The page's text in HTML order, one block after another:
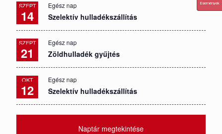
SZEPT
14
Egész nap
Szelektív hulladékszállítás
SZEPT
21
Egész nap
Zöldhulladék gyűjtés
OKT
12
Egész nap
Szelektív hulladékszállítás
Naptár megtekintése
Események